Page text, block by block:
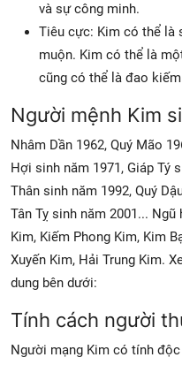
và sự công minh.
Tiêu cực: Kim có thể là
muộn. Kim có thể là
cũng có thể là đao
Người mệnh Kim
Nhâm Dần 1962, Quý Mão
Hợi sinh năm 1971, Giáp Tý
Thân sinh năm 1992, Quý
Tân Tỵ sinh năm 2001...
Kim, Kiếm Phong Kim, Kim
Xuyến Kim, Hải Trung Kim.
dung bên dưới:
Tính cách người
Người mạng Kim có tính